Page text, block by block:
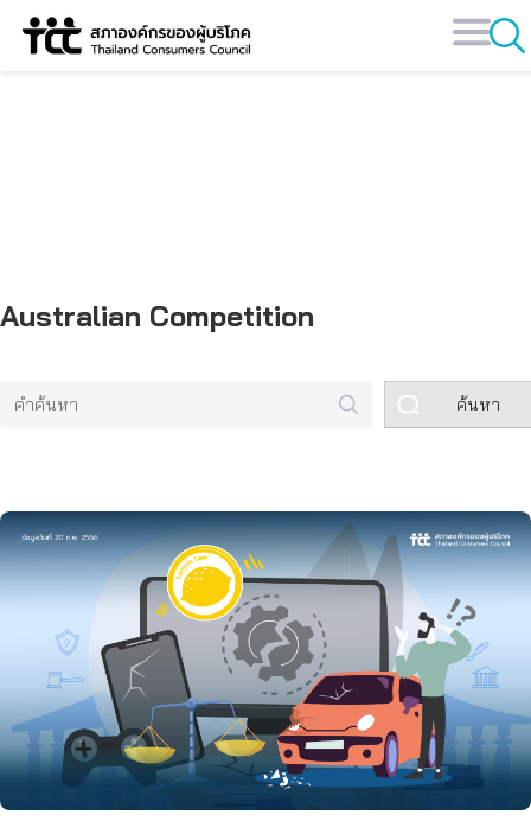
Skip
Australian Competition
ค้นหา